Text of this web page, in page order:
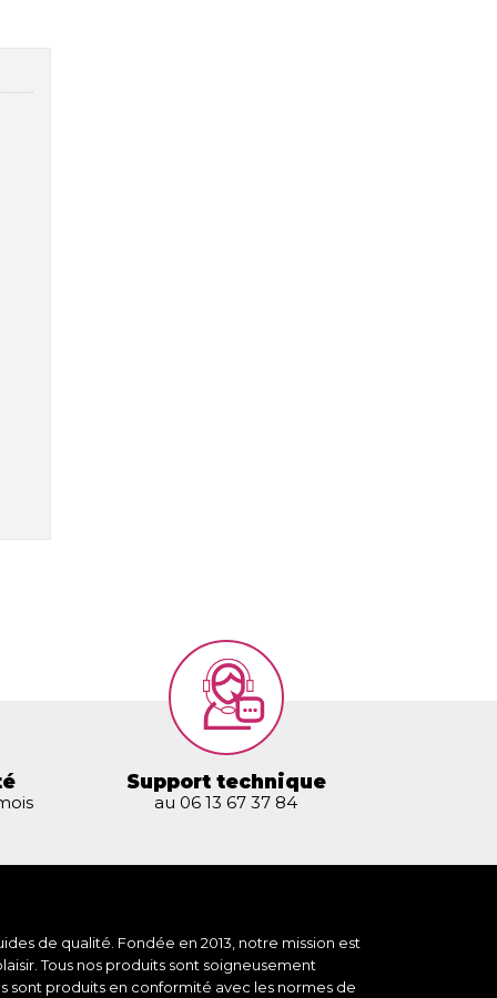
Support technique
au 06 13 67 37 84
de qualité. Fondée en 2013, notre mission est
Tous nos produits sont soigneusement
sont produits en conformité avec les normes de